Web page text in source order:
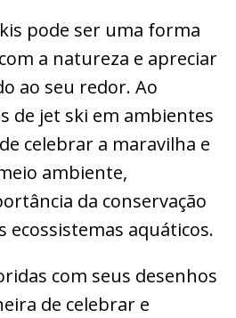
pode ser uma forma
a natureza e apreciar
ao seu redor. Ao
de jet ski em ambientes
celebrar a maravilha e
ambiente,
da conservação
ecossistemas aquáticos.
com seus desenhos
de celebrar e